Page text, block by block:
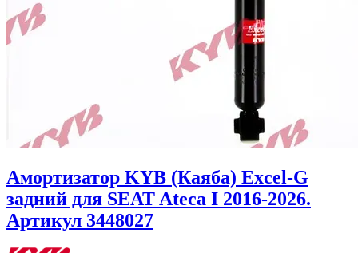
Амортизатор KYB (Каяба) Excel-G
задний для SEAT Ateca I 2016-2026.
Артикул 3448027